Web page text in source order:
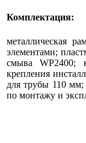
Комплектация:
металлическая
элементами;
смыва WP2400;
крепления
для трубы 110 мм;
по монтажу и